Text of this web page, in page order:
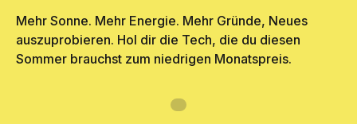
Mehr Sonne. Mehr Energie. Mehr Gründe, Neues
auszuprobieren. Hol dir die Tech, die du diesen
Sommer brauchst zum niedrigen Monatspreis.